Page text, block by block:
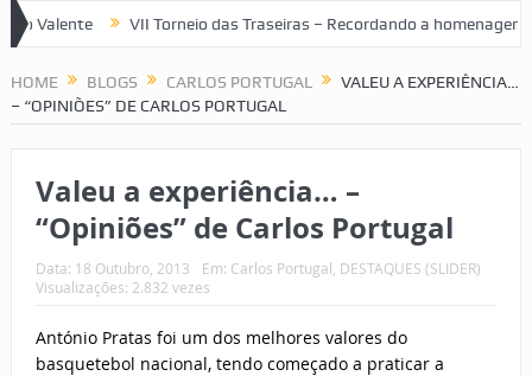
VII Torneio das Traseiras – Recordando a homenagem ao “4
HOME BLOGS CARLOS PORTUGAL
VALEU A EXPERIÊNCIA…
– “OPINIÕES” DE CARLOS PORTUGAL
Valeu a experiência… –
“Opiniões” de Carlos Portugal
Data: 18 Outubro, 2013 Em: Carlos Portugal DESTAQUES (SLIDER)
Visualizações: 2.832 vezes
António Pratas foi um dos melhores valores do
basquetebol nacional, tendo começado a praticar a